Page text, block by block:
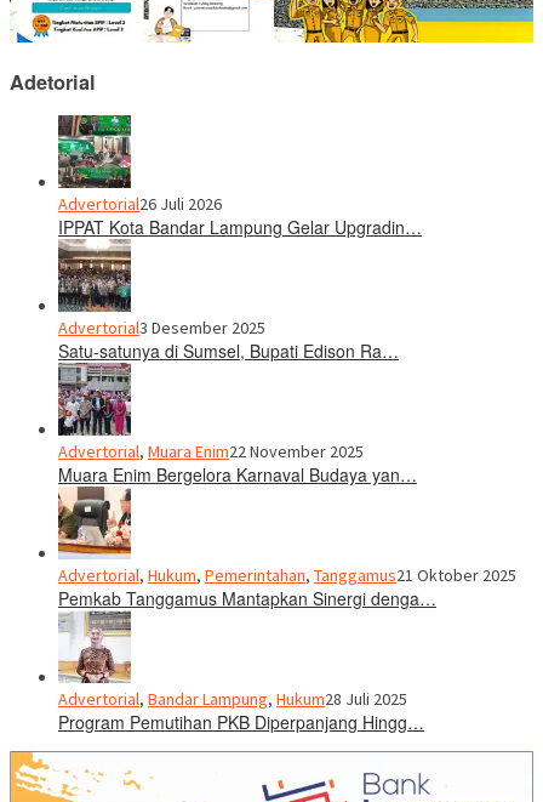
Adetorial
Advertorial26 Juli 2026
IPPAT Kota Bandar Lampung Gelar Upgradin…
Advertorial3 Desember 2025
Satu-satunya di Sumsel, Bupati Edison Ra…
Advertorial, Muara Enim22 November 2025
Muara Enim Bergelora Karnaval Budaya yan…
Advertorial, Hukum, Pemerintahan, Tanggamus21 Oktober 2025
Pemkab Tanggamus Mantapkan Sinergi denga…
Advertorial, Bandar Lampung, Hukum28 Juli 2025
Program Pemutihan PKB Diperpanjang Hingg…